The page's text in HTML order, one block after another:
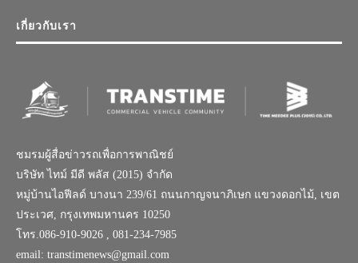
เกี่ยวกับเรา
ชมรมผู้สื่อข่าวรถเพื่อการพาณิชย์
บริษัท ไทม์ มีดี พลัส (2015) จำกัด
หมู่บ้านไอฟีลด์ บางนา 239/61 ถนนกาญจนาภิเษก แขวงดอกไม้, เขต
ประเวศ, กรุงเทพมหานคร 10250
โทร.086-910-9026 , 081-234-7985
email: transtimenews@gmail.com